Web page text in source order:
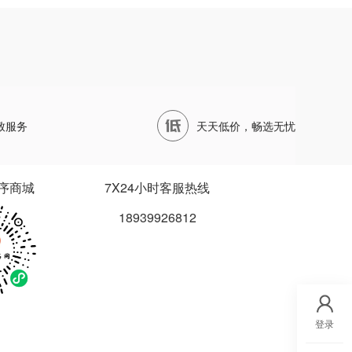
服务 天天低价，畅选无忧
商城
7X24小时客服热线
18939926812
登录